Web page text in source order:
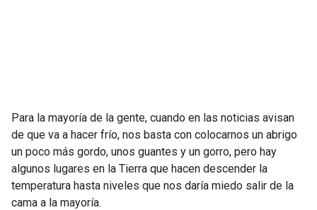
Para la mayoría de la gente, cuando en las noticias avisan
de que va a hacer frío, nos basta con colocarnos un abrigo
un poco más gordo, unos guantes y un gorro, pero hay
algunos lugares en la Tierra que hacen descender la
temperatura hasta niveles que nos daría miedo salir de la
cama a la mayoría.